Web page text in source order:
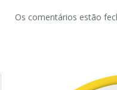
Os comentários estão